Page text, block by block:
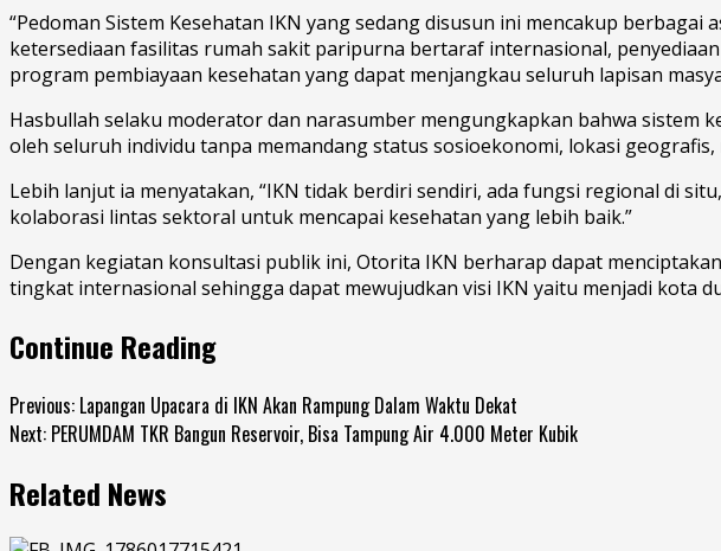
“Pedoman Sistem Kesehatan IKN yang sedang disusun ini mencakup
ketersediaan fasilitas rumah sakit paripurna bertaraf internasional,
program pembiayaan kesehatan yang dapat menjangkau seluruh lapisan
Hasbullah selaku moderator dan narasumber mengungkapkan bahwa sistem
oleh seluruh individu tanpa memandang status sosioekonomi, lokasi
Lebih lanjut ia menyatakan, “IKN tidak berdiri sendiri, ada fungsi regional di
kolaborasi lintas sektoral untuk mencapai kesehatan yang lebih baik.”
Dengan kegiatan konsultasi publik ini, Otorita IKN berharap dapat
tingkat internasional sehingga dapat mewujudkan visi IKN yaitu menjadi kota
Continue Reading
Previous: Lapangan Upacara di IKN Akan Rampung Dalam Waktu Dekat
Next: PERUMDAM TKR Bangun Reservoir, Bisa Tampung Air 4.000 Meter Kubik
Related News